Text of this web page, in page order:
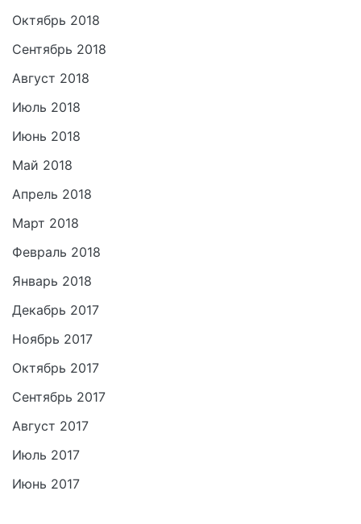
Октябрь 2018
Сентябрь 2018
Август 2018
Июль 2018
Июнь 2018
Май 2018
Апрель 2018
Март 2018
Февраль 2018
Январь 2018
Декабрь 2017
Ноябрь 2017
Октябрь 2017
Сентябрь 2017
Август 2017
Июль 2017
Июнь 2017